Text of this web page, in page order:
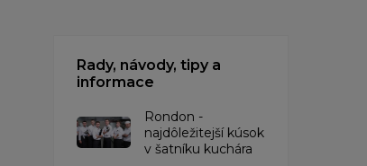
Rady, návody, tipy a
informace
Rondon -
najdôležitejší kúsok
v šatníku kuchára